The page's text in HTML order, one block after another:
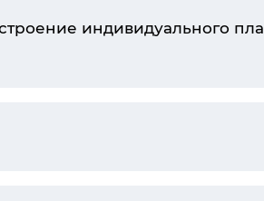
индивидуального